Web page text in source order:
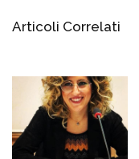
Articoli Correlati